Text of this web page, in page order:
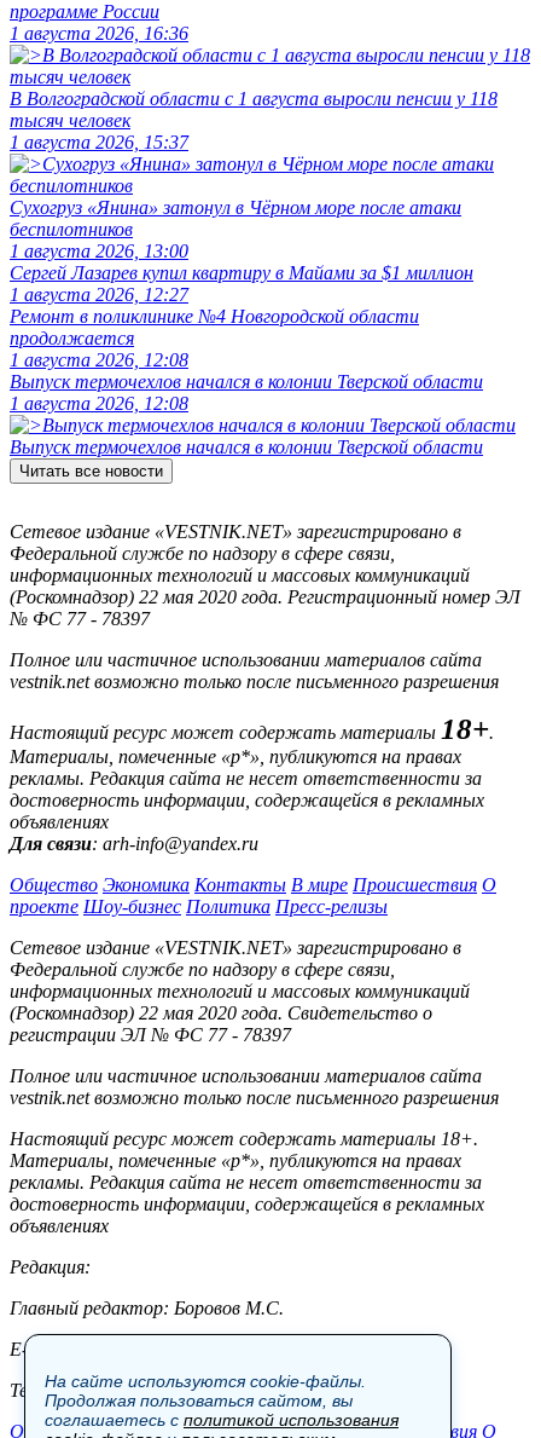
программе России
1 августа 2026, 16:36
В Волгоградской области с 1 августа выросли пенсии у 118
тысяч человек
1 августа 2026, 15:37
Сухогруз «Янина» затонул в Чёрном море после атаки
беспилотников
1 августа 2026, 13:00
Сергей Лазарев купил квартиру в Майами за $1 миллион
1 августа 2026, 12:27
Ремонт в поликлинике №4 Новгородской области
продолжается
1 августа 2026, 12:08
Выпуск термочехлов начался в колонии Тверской области
1 августа 2026, 12:08
Выпуск термочехлов начался в колонии Тверской области
Читать все новости
Сетевое издание «VESTNIK.NET» зарегистрировано в
Федеральной службе по надзору в сфере связи,
информационных технологий и массовых коммуникаций
(Роскомнадзор) 22 мая 2020 года. Регистрационный номер ЭЛ
№ ФС 77 - 78397
Полное или частичное использовании материалов сайта
vestnik.net возможно только после письменного разрешения
Настоящий ресурс может содержать материалы 18+.
Материалы, помеченные «р*», публикуются на правах
рекламы. Редакция сайта не несет ответственности за
достоверность информации, содержащейся в рекламных
объявлениях
Для связи: arh-info@yandex.ru
Общество Экономика Контакты В мире Происшествия О
проекте Шоу-бизнес Политика Пресс-релизы
Сетевое издание «VESTNIK.NET» зарегистрировано в
Федеральной службе по надзору в сфере связи,
информационных технологий и массовых коммуникаций
(Роскомнадзор) 22 мая 2020 года. Свидетельство о
регистрации ЭЛ № ФС 77 - 78397
Полное или частичное использовании материалов сайта
vestnik.net возможно только после письменного разрешения
Настоящий ресурс может содержать материалы 18+.
Материалы, помеченные «р*», публикуются на правах
рекламы. Редакция сайта не несет ответственности за
достоверность информации, содержащейся в рекламных
объявлениях
Редакция:
Главный редактор: Боровов М.С.
E-mail: site@vestnik.net, reb.msk@yandex.ru
Тел.: +7 (921) 720-00-97
Общество Экономика Контакты В мире Происшествия О
На сайте используются cookie-файлы.
Продолжая пользоваться сайтом, вы
соглашаетесь с политикой использования